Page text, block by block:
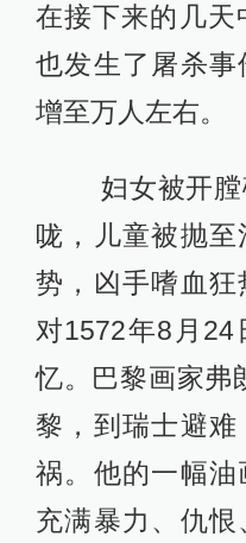
在接下来的几天
也发生了屠杀
增至万人左右。
妇女被开膛
咙，儿童被抛
势，凶手嗜血狂
对1572年8月24
忆。巴黎画家弗
黎，到瑞士避难
祸。他的一幅
充满暴力、仇